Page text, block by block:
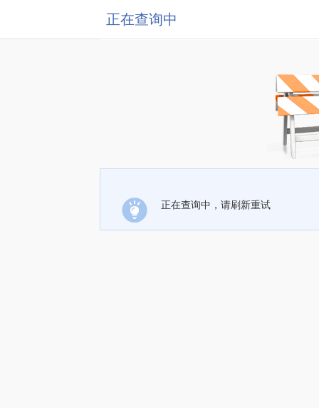
正在查询中
正在查询中，请刷新重试